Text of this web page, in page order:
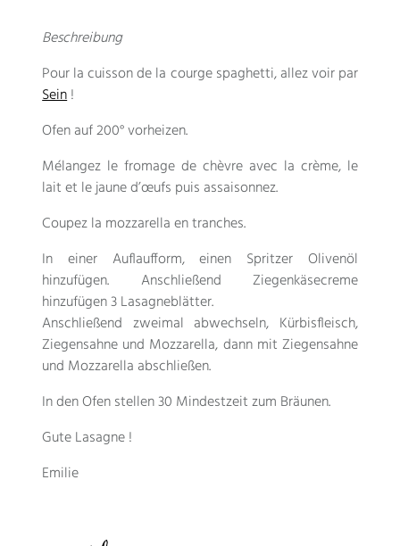
Beschreibung
Pour la cuisson de la courge spaghetti,allez voir par
Sein!
Ofen auf 200° vorheizen.
Mélangez le fromage de chèvre avec la crème, le
lait et le jaune d’œufs puis assaisonnez.
Coupez la mozzarella en tranches.
In einer Auflaufform, einen Spritzer Olivenöl
hinzufügen. Anschließend Ziegenkäsecreme
hinzufügen 3 Lasagneblätter.
Anschließend zweimal abwechseln, Kürbisfleisch,
Ziegensahne und Mozzarella, dann mit Ziegensahne
und Mozzarella abschließen.
In den Ofen stellen 30 Mindestzeit zum Bräunen.
Gute Lasagne !
Emilie